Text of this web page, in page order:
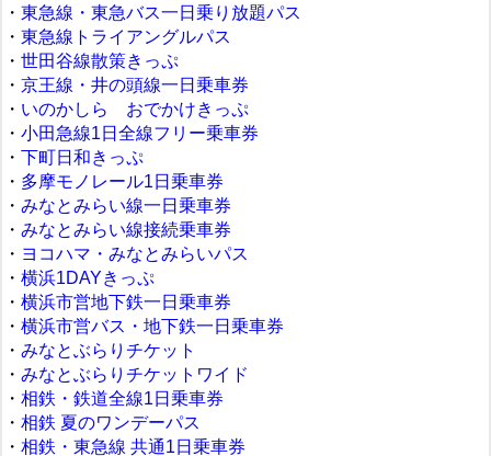
・ 東急線・東急バス一日乗り放題パス
・ 東急線トライアングルパス
・ 世田谷線散策きっぷ
・ 京王線・井の頭線一日乗車券
・ いのかしら おでかけきっぷ
・ 小田急線1日全線フリー乗車券
・ 下町日和きっぷ
・ 多摩モノレール1日乗車券
・ みなとみらい線一日乗車券
・ みなとみらい線接続乗車券
・ ヨコハマ・みなとみらいパス
・ 横浜1DAYきっぷ
・ 横浜市営地下鉄一日乗車券
・ 横浜市営バス・地下鉄一日乗車券
・ みなとぶらりチケット
・ みなとぶらりチケットワイド
・ 相鉄・鉄道全線1日乗車券
・ 相鉄 夏のワンデーパス
・ 相鉄・東急線 共通1日乗車券